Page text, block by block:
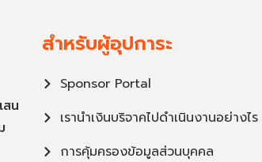
สน
สำหรับผู้อุปการะ
Sponsor Portal
เรานำเงินบริจาคไปดำเนินงานอย่างไร
การคุ้มครองข้อมูลส่วนบุคคล